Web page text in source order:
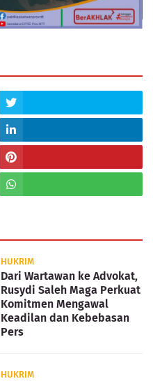
HUKRIM
Dari Wartawan ke Advokat,
Rusydi Saleh Maga Perkuat
Komitmen Mengawal
Keadilan dan Kebebasan
Pers
HUKRIM